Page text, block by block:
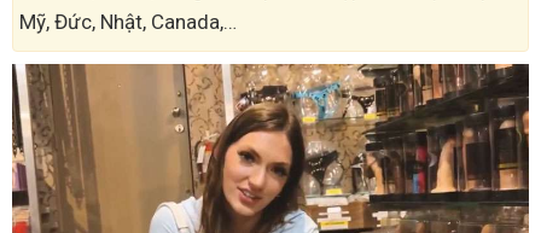
Mỹ, Đức, Nhật, Canada,…